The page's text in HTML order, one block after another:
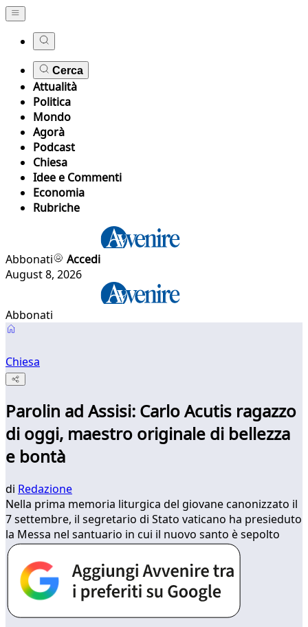
Cerca
Attualità
Politica
Mondo
Agorà
Podcast
Chiesa
Idee e Commenti
Economia
Rubriche
Abbonati
Accedi
August 8, 2026
Abbonati
Chiesa
Parolin ad Assisi: Carlo Acutis ragazzo
di oggi, maestro originale di bellezza
e bontà
di Redazione
Nella prima memoria liturgica del giovane canonizzato il
7 settembre, il segretario di Stato vaticano ha presieduto
la Messa nel santuario in cui il nuovo santo è sepolto